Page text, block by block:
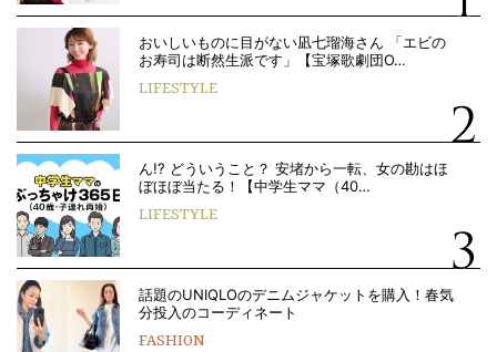
おいしいものに目がない凪七瑠海さん 「エビの
お寿司は断然生派です」【宝塚歌劇団O…
LIFESTYLE
ん!? どういうこと？ 安堵から一転、女の勘はほ
ぼほぼ当たる！【中学生ママ（40…
LIFESTYLE
話題のUNIQLOのデニムジャケットを購入！春気
分投入のコーディネート
FASHION